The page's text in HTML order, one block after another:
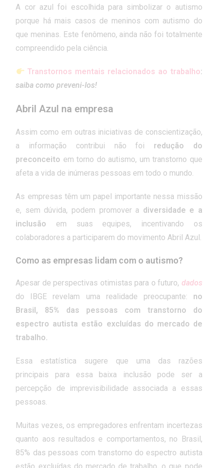
A cor azul foi escolhida para simbolizar o autismo
porque há mais casos de meninos com autismo do
que meninas. Este fenômeno, ainda não foi totalmente
compreendido pela ciência.
Transtornos mentais relacionados ao trabalho:
saiba como preveni-los!
Abril Azul na empresa
Assim como em outras iniciativas de conscientização,
a informação contribui não foi redução do
preconceito em torno do autismo, um transtorno que
afeta a vida de inúmeras pessoas em todo o mundo.
As empresas têm um papel importante nessa missão
e, sem dúvida, podem promover a diversidade e a
inclusão em suas equipes, incentivando os
colaboradores a participarem do movimento Abril Azul.
Como as empresas lidam com o autismo?
Apesar de perspectivas otimistas para o futuro, dados
do IBGE revelam uma realidade preocupante: no
Brasil, 85% das pessoas com transtorno do
espectro autista estão excluídas do mercado de
trabalho.
Essa estatística sugere que uma das razões
principais para essa baixa inclusão pode ser a
percepção de imprevisibilidade associada a essas
pessoas.
Muitas vezes, os empregadores enfrentam incertezas
quanto aos resultados e comportamentos, no Brasil,
85% das pessoas com transtorno do espectro autista